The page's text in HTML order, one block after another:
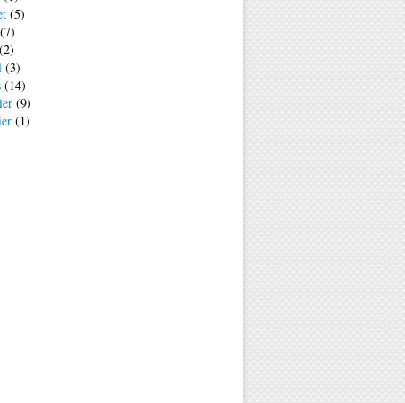
(5)
(7)
(2)
(3)
(14)
(9)
(1)